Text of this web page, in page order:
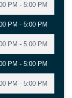
PM - 5:00 PM
PM - 5:00 PM
PM - 5:00 PM
PM - 5:00 PM
PM - 5:00 PM